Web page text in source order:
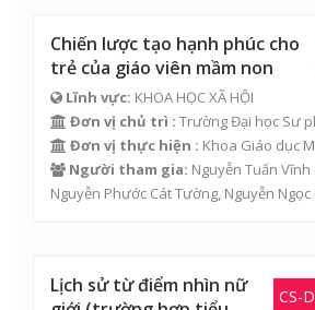
Chiến lược tạo hạnh phúc cho
trẻ của giáo viên mầm non
Lĩnh vực: KHOA HỌC XÃ HỘI
Đơn vị chủ trì : Trường Đại học Sư
Đơn vị thực hiện : Khoa Giáo dục
Người tham gia: Nguyễn Tuấn Vĩnh
Nguyễn Phước Cát Tường, Nguyễn
CS-
Lịch sử từ điểm nhìn nữ